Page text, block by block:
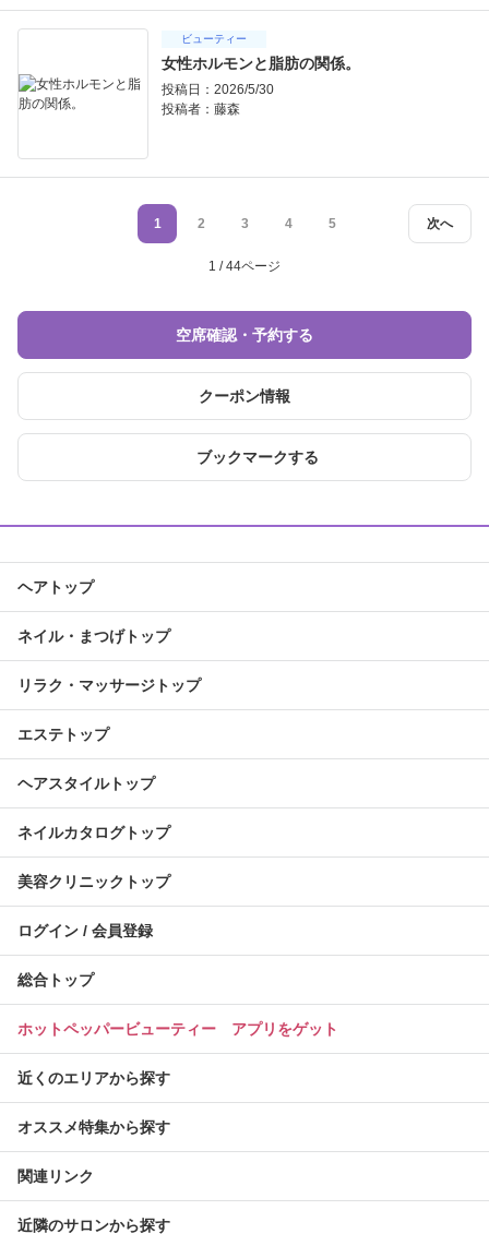
ビューティー
女性ホルモンと脂肪の関係。
投稿日：2026/5/30
投稿者： 藤森
次へ
1 2 3 4 5
1 / 44ページ
空席確認・予約する
クーポン情報
ブックマークする
ヘアトップ
ネイル・まつげトップ
リラク・マッサージトップ
エステトップ
ヘアスタイルトップ
ネイルカタログトップ
美容クリニックトップ
ログイン / 会員登録
総合トップ
ホットペッパービューティー アプリをゲット
近くのエリアから探す
オススメ特集から探す
関連リンク
近隣のサロンから探す